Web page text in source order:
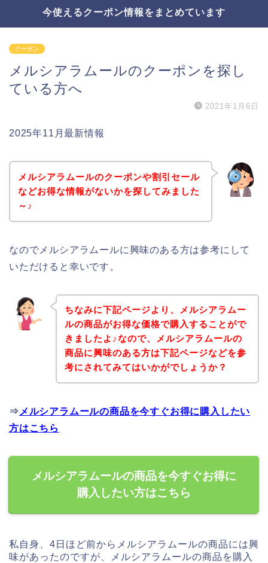
今使えるクーポン情報をまとめています
クーポン
メルシアラムールのクーポンを探し
ている方へ
2021年1月6日
2025年11月最新情報
メルシアラムールのクーポンや割引セール
などお得な情報がないかを探してみました
～♪
なのでメルシアラムールに興味のある方は参考にして
いただけると幸いです。
ちなみに下記ページより、メルシアラムー
ルの商品がお得な価格で購入することがで
きましたよ♪なので、メルシアラムールの
商品に興味のある方は下記ページなどを参
考にされてみてはいかがでしょうか？
⇒ メルシアラムールの商品を今すぐお得に購入したい
方はこちら
メルシアラムールの商品を今すぐお得に
購入したい方はこちら
私自身、4日ほど前からメルシアラムールの商品には興
味があったのですが、メルシアラムールの商品を購入